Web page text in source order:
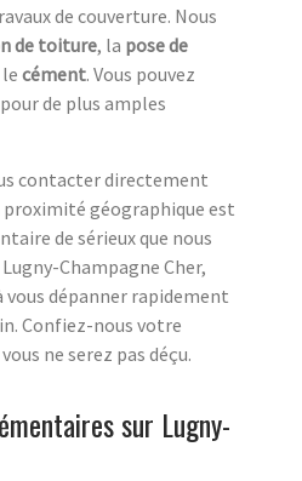
de couverture. Nous
de toiture, la pose de
cément. Vous pouvez
de plus amples
contacter directement
proximité géographique est
de sérieux que nous
Champagne Cher,
vous dépanner rapidement
Confiez-nous votre
ne serez pas déçu.
sur Lugny-